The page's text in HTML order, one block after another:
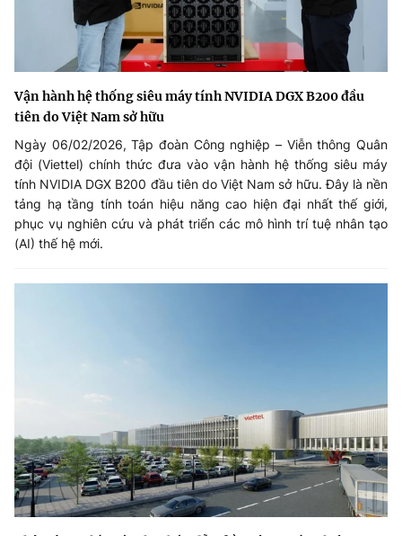
Vận hành hệ thống siêu máy tính NVIDIA DGX B200 đầu
tiên do Việt Nam sở hữu
Ngày 06/02/2026, Tập đoàn Công nghiệp – Viễn thông Quân
đội (Viettel) chính thức đưa vào vận hành hệ thống siêu máy
tính NVIDIA DGX B200 đầu tiên do Việt Nam sở hữu. Đây là nền
tảng hạ tầng tính toán hiệu năng cao hiện đại nhất thế giới,
phục vụ nghiên cứu và phát triển các mô hình trí tuệ nhân tạo
(AI) thế hệ mới.